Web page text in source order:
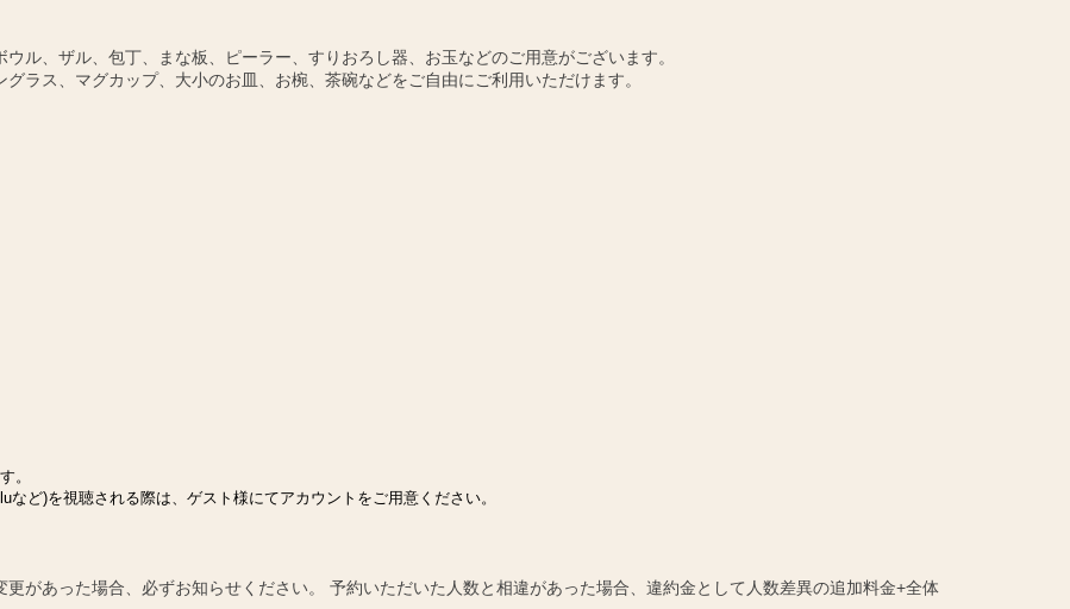
ル、ザル、包丁、まな板、ピーラー、すりおろし器、お玉などのご用意がございます。
ラス、マグカップ、大小のお皿、お椀、茶碗などをご自由にご利用いただけます。
。
ど)を視聴される際は、ゲスト様にてアカウントをご用意ください。
があった場合、必ずお知らせください。 予約いただいた人数と相違があった場合、違約金として人数差異の追加料金+全体